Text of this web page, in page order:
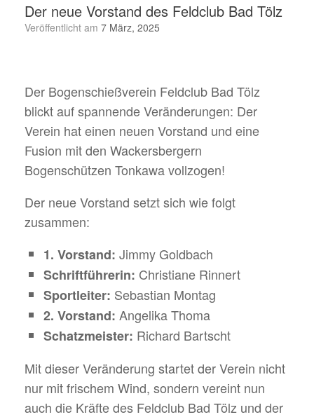
Der neue Vorstand des Feldclub Bad Tölz
Veröffentlicht am 7 März, 2025
Der Bogenschießverein Feldclub Bad Tölz
blickt auf spannende Veränderungen: Der
Verein hat einen neuen Vorstand und eine
Fusion mit den Wackersbergern
Bogenschützen Tonkawa vollzogen!
Der neue Vorstand setzt sich wie folgt
zusammen:
1. Vorstand: Jimmy Goldbach
Schriftführerin: Christiane Rinnert
Sportleiter: Sebastian Montag
2. Vorstand: Angelika Thoma
Schatzmeister: Richard Bartscht
Mit dieser Veränderung startet der Verein nicht
nur mit frischem Wind, sondern vereint nun
auch die Kräfte des Feldclub Bad Tölz und der